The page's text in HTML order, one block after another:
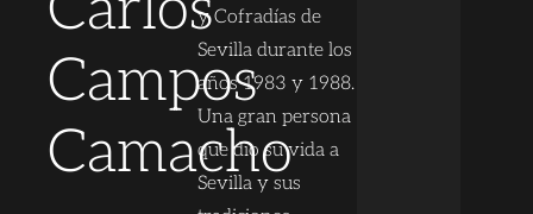
Campos
Camacho
y Cofradías de
Sevilla durante los
años 1983 y 1988.
Una gran persona
que dio su vida a
Sevilla y sus